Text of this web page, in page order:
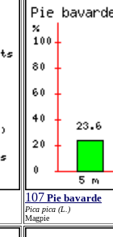
107 Pie bavarde
Pica pica (L.)
Magpie